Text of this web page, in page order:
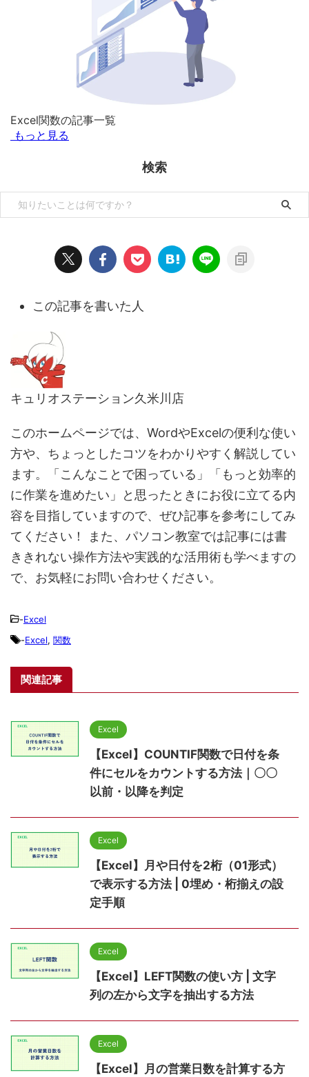
Excel関数の記事一覧
もっと見る
検索
この記事を書いた人
キュリオステーション久米川店
このホームページでは、WordやExcelの便利な使い
方や、ちょっとしたコツをわかりやすく解説してい
ます。「こんなことで困っている」「もっと効率的
に作業を進めたい」と思ったときにお役に立てる内
容を目指していますので、ぜひ記事を参考にしてみ
てください！ また、パソコン教室では記事には書
ききれない操作方法や実践的な活用術も学べますの
で、お気軽にお問い合わせください。
-Excel
-Excel, 関数
関連記事
Excel
【Excel】COUNTIF関数で日付を条
件にセルをカウントする方法｜〇〇
以前・以降を判定
Excel
【Excel】月や日付を2桁（01形式）
で表示する方法 | 0埋め・桁揃えの設
定手順
Excel
【Excel】LEFT関数の使い方 | 文字
列の左から文字を抽出する方法
Excel
【Excel】月の営業日数を計算する方